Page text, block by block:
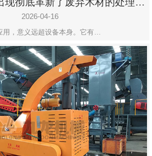
式
2026-04-16
用，意义远超设备本身。它有…